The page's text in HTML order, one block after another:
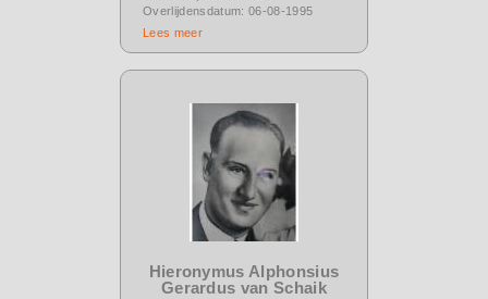
Overlijdensdatum: 06-08-1995
Lees meer
Hieronymus Alphonsius
Gerardus van Schaik